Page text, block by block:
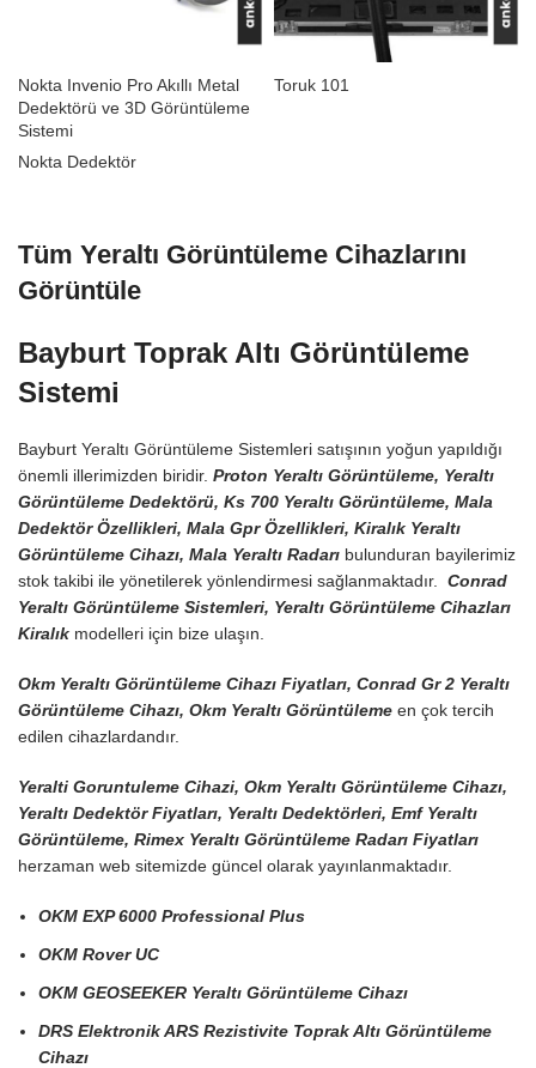
Nokta Invenio Pro Akıllı Metal
Dedektörü ve 3D Görüntüleme
Sistemi
Nokta Dedektör
Toruk 101
Tüm Yeraltı Görüntüleme Cihazlarını
Görüntüle
Bayburt Toprak Altı Görüntüleme
Sistemi
Bayburt Yeraltı Görüntüleme Sistemleri satışının yoğun yapıldığı
önemli illerimizden biridir. Proton Yeraltı Görüntüleme, Yeraltı
Görüntüleme Dedektörü, Ks 700 Yeraltı Görüntüleme, Mala
Dedektör Özellikleri, Mala Gpr Özellikleri, Kiralık Yeraltı
Görüntüleme Cihazı, Mala Yeraltı Radarı bulunduran bayilerimiz
stok takibi ile yönetilerek yönlendirmesi sağlanmaktadır. Conrad
Yeraltı Görüntüleme Sistemleri, Yeraltı Görüntüleme Cihazları
Kiralık modelleri için bize ulaşın.
Okm Yeraltı Görüntüleme Cihazı Fiyatları, Conrad Gr 2 Yeraltı
Görüntüleme Cihazı, Okm Yeraltı Görüntüleme en çok tercih
edilen cihazlardandır.
Yeralti Goruntuleme Cihazi, Okm Yeraltı Görüntüleme Cihazı,
Yeraltı Dedektör Fiyatları, Yeraltı Dedektörleri, Emf Yeraltı
Görüntüleme, Rimex Yeraltı Görüntüleme Radarı Fiyatları
herzaman web sitemizde güncel olarak yayınlanmaktadır.
OKM EXP 6000 Professional Plus
OKM Rover UC
OKM GEOSEEKER Yeraltı Görüntüleme Cihazı
DRS Elektronik ARS Rezistivite Toprak Altı Görüntüleme
Cihazı